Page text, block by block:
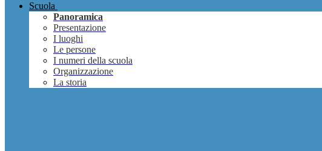
Scuola
Panoramica
Presentazione
I luoghi
Le persone
I numeri della scuola
Organizzazione
La storia